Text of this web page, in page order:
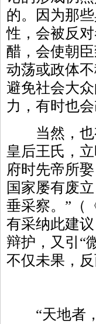
的。因为那
性，会被反
醋，会使朝
动荡或政体
避免社会大
力，有时也
当然，也有
皇后王氏，
府时先帝所
国家屡有废
垂采察。”（
有采纳此建
辩护，又引“
不仅未果，反
“天地者，